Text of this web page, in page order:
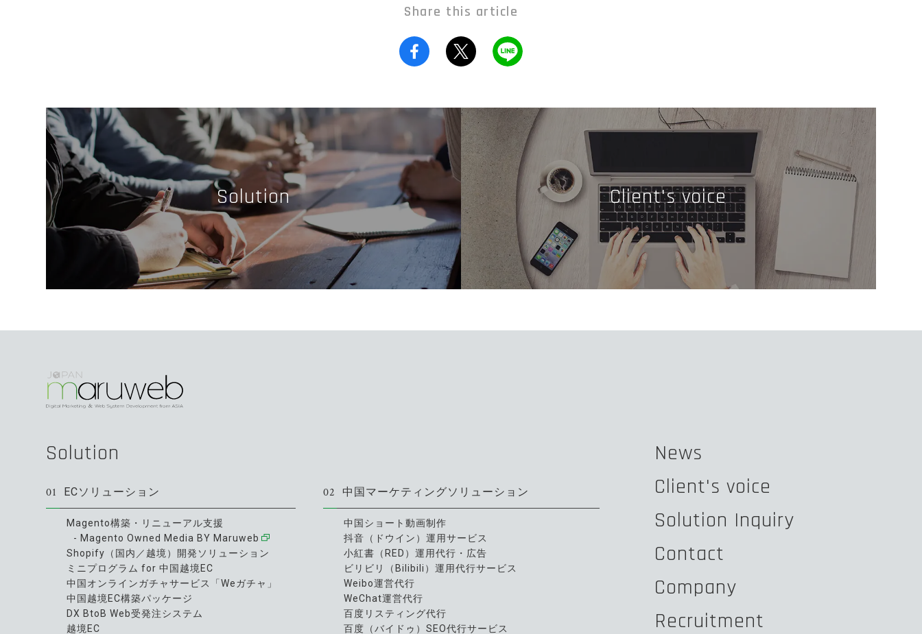
Share this article
Solution Client's voice
Solution
01 ECソリューション
Magento構築・リニューアル支援
- Magento Owned Media BY Maruweb
Shopify（国内／越境）開発ソリューション
ミニプログラム for 中国越境EC
中国オンラインガチャサービス「Weガチャ」
中国越境EC構築パッケージ
DX BtoB Web受発注システム
越境EC
02 中国マーケティングソリューション
中国ショート動画制作
抖音（ドウイン）運用サービス
小紅書（RED）運用代行・広告
ビリビリ（Bilibili）運用代行サービス
Weibo運営代行
WeChat運営代行
百度リスティング代行
百度（バイドゥ）SEO代行サービス
News
Client's voice
Solution Inquiry
Contact
Company
Recruitment